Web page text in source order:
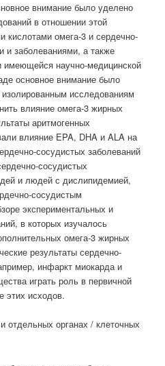
внимание было уделено
в отношении этой
кислотами омега-3 и сердечно-
и заболеваниями, а также
имеющейся научно-медицинской
основное внимание было
исследованиям
влияние омега-3 жирных
аритмогенных
влияние EPA, DHA и ALA на
сосудистых заболеваний
сосудистых
и людей с дислипидемией,
сосудистым
экспериментальных и
в которых изучалось
омега-3 жирных
результаты сердечно-
инфаркт миокарда и
играть роль в первичной
этих исходов.
отдельных органах / клеточных